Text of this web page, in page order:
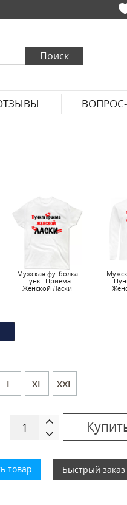
Мужская футболка
Пункт Приема
Женской Ласки
L XL XXL
товар Быстрый заказ